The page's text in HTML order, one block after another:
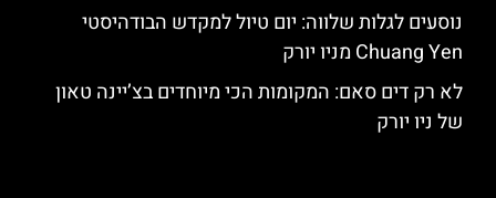
נוסעים לגלות שלווה: יום טיול למקדש הבודהיסטי
Chuang Yen מניו יורק
לא רק דים סאם: המקומות הכי מיוחדים בצ’יינה טאון
של ניו יורק